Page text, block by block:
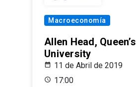
Macroeconomía
Allen Head, Queen’s
University
11 de Abril de 2019
17:00